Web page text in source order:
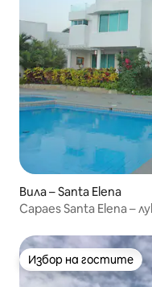
Вила – Santa Elena
Capaes Santa Elena –
Избор на гостите
Избор на гостите